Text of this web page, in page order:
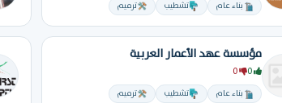
بناء عام تشطيب ترميم
مؤسسة عهد الأعمار العربية
0
0
بناء عام تشطيب ترميم